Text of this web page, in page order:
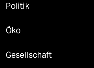
Politik
Öko
Gesellschaft